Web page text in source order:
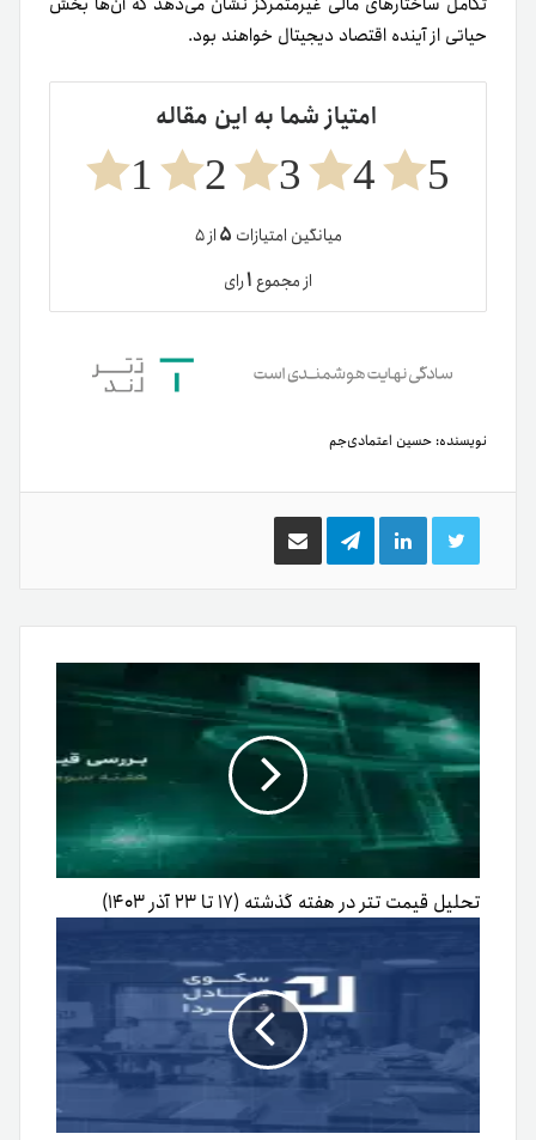
حیاتی از آینده اقتصاد دیجیتال خواهند بود.
امتیاز شما به این مقاله
5
4
3
2
1
میانگین امتیازات ۵از ۵
از مجموع۱رای
نویسنده: حسین اعتمادی‌جم
توییتر لینکدینتلگرام اشتراک
گذاری
ایمیل
تحلیل قیمت تتر در هفته گذشته (۱۷ تا ۲۳ آذر ۱۴۰۳)